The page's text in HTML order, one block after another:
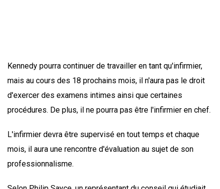
Kennedy pourra continuer de travailler en tant qu'infirmier,
mais au cours des 18 prochains mois, il n'aura pas le droit
d'exercer des examens intimes ainsi que certaines
procédures. De plus, il ne pourra pas être l'infirmier en chef.
L'infirmier devra être supervisé en tout temps et chaque
mois, il aura une rencontre d'évaluation au sujet de son
professionnalisme.